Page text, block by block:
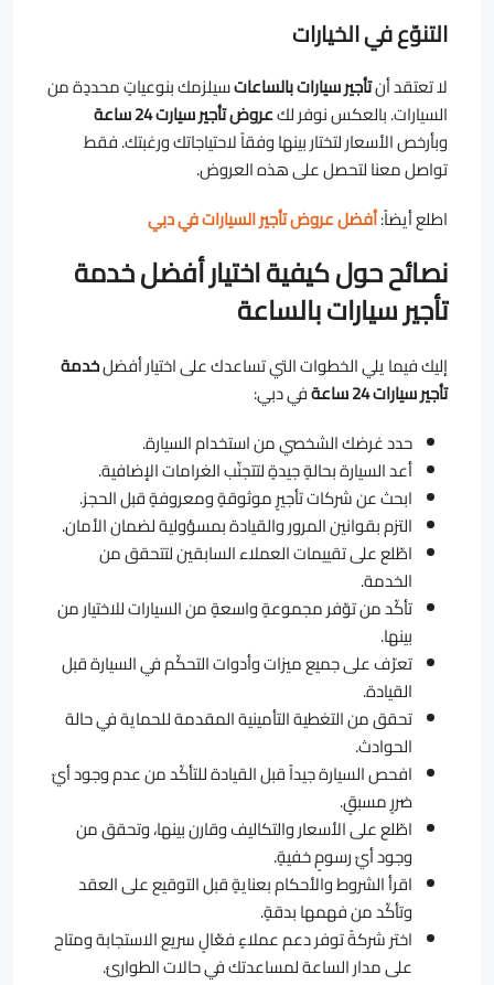
التنوّع في الخيارات
لا تعتقد أنتأجير سيارات بالساعاتسيلزمك بنوعياتٍ محددٍة من
السيارات. بالعكس نوفر لكعروض تأجير سيارت 24 ساعة
وبأرخص الأسعار لتختار بينها وفقاً لاحتياجاتك ورغبتك. فقط
تواصل معنا لتحصل على هذه العروض.
اطلع أيضاً:أفضل عروض تأجير السيارات في دبي
نصائح حول كيفية اختيار أفضل خدمة
تأجير سيارات بالساعة
إليك فيما يلي الخطوات التي تساعدك على اختيار أفضلخدمة
تأجير سيارات 24 ساعة
في دبي:
حدد غرضك الشخصي من استخدام السيارة.
أعد السيارة بحالةٍ جيدةٍ لتتجنّب الغرامات الإضافية.
ابحث عن شركات تأجيرٍ موثوقةٍ ومعروفةٍ قبل الحجز.
التزم بقوانين المرور والقيادة بمسؤولية لضمان الأمان.
اطّلع على تقييمات العملاء السابقين لتتحقق من
الخدمة.
تأكّد من توّفر مجموعةٍ واسعةٍ من السيارات للاختيار من
بينها.
تعرّف على جميع ميزات وأدوات التحكّم في السيارة قبل
القيادة.
تحقق من التغطية التأمينية المقدمة للحماية في حالة
الحوادث.
افحص السيارة جيداً قبل القيادة للتأكّد من عدم وجود أيّ
ضررٍ مسبقٍ.
اطّلع على الأسعار والتكاليف وقارن بينها، وتحقق من
وجود أيّ رسومٍ خفيةٍ.
اقرأ الشروط والأحكام بعنايةٍ قبل التوقيع على العقد
وتأكّد من فهمها بدقةٍ.
اختر شركةً توفر دعم عملاءٍ فعّالٍ سريع الاستجابة ومتاح
على مدار الساعة لمساعدتك في حالات الطوارئ.